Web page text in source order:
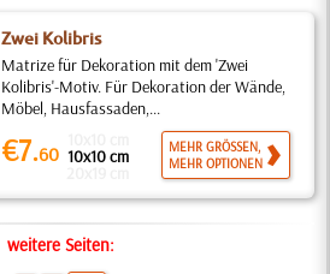
Zwei Kolibris
Matrize für Dekoration mit dem 'Zwei
Kolibris'-Motiv. Für Dekoration der Wände,
Möbel, Hausfassaden,...
€7.60 10x10 cm
MEHR GRÖSSEN,
MEHR OPTIONEN
weitere Seiten: